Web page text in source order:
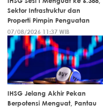
Sektor Infrastruktur dan
Properti Pimpin Penguatan
07/08/2026 11:37 WIB
IHSG Jelang Akhir Pekan
Berpotensi Menguat, Pantau